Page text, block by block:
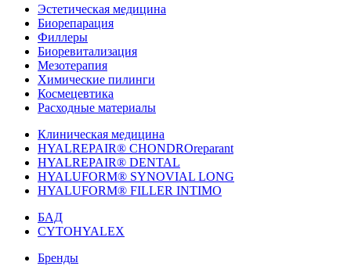
Эстетическая медицина
Биорепарация
Филлеры
Биоревитализация
Мезотерапия
Химические пилинги
Космецевтика
Расходные материалы
Клиническая медицина
HYALREPAIR® CHONDROreparant
HYALREPAIR® DENTAL
HYALUFORM® SYNOVIAL LONG
HYALUFORM® FILLER INTIMO
БАД
CYTOHYALEX
Бренды